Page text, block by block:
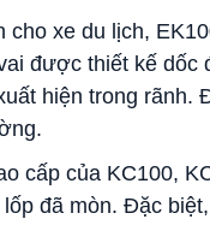
cho xe du lịch,
được thiết kế
hiện trong
cấp của KC100,
đã mòn. Đặc